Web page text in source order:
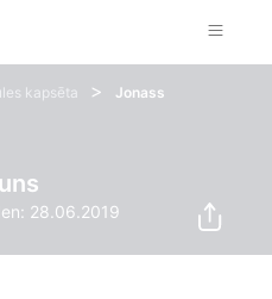
kapsēta >
Jonass
28.06.2019